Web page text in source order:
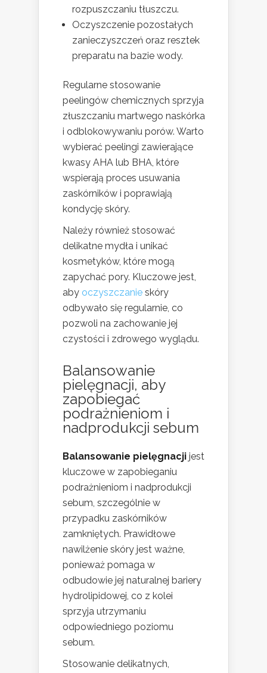
rozpuszczaniu tłuszczu.
Oczyszczenie pozostałych
zanieczyszczeń oraz resztek
preparatu na bazie wody.
Regularne stosowanie
peelingów chemicznych sprzyja
złuszczaniu martwego naskórka
i odblokowywaniu porów. Warto
wybierać peelingi zawierające
kwasy AHA lub BHA, które
wspierają proces usuwania
zaskórników i poprawiają
kondycję skóry.
Należy również stosować
delikatne mydła i unikać
kosmetyków, które mogą
zapychać pory. Kluczowe jest,
aby oczyszczanie skóry
odbywało się regularnie, co
pozwoli na zachowanie jej
czystości i zdrowego wyglądu.
Balansowanie
pielęgnacji, aby
zapobiegać
podrażnieniom i
nadprodukcji sebum
Balansowanie pielęgnacji jest
kluczowe w zapobieganiu
podrażnieniom i nadprodukcji
sebum, szczególnie w
przypadku zaskórników
zamkniętych. Prawidłowe
nawilżenie skóry jest ważne,
ponieważ pomaga w
odbudowie jej naturalnej bariery
hydrolipidowej, co z kolei
sprzyja utrzymaniu
odpowiedniego poziomu
sebum.
Stosowanie delikatnych,